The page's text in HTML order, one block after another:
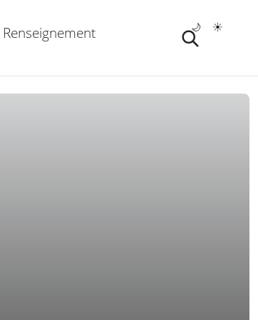
Renseignement ☀️
🌙